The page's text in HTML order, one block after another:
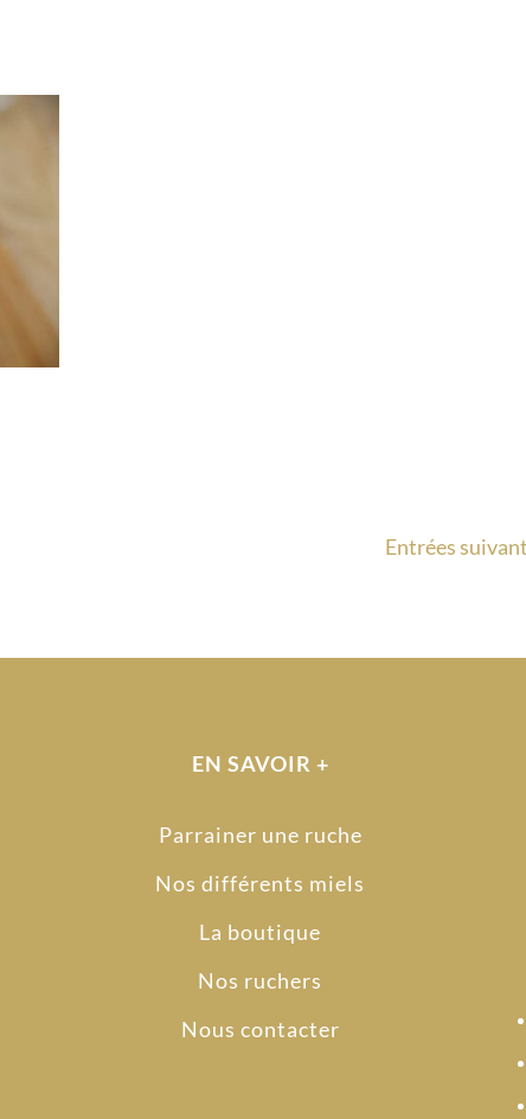
Entrées
EN SAVOIR +
Parrainer une ruche
Nos différents miels
La boutique
Nos ruchers
Nous contacter